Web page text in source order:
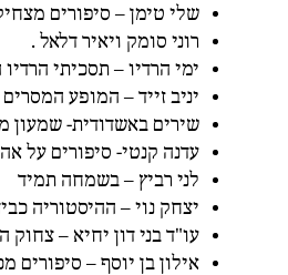
שלי טימן – סיפורים
רוני סומק ויאיר דלאל .
ימי הרדיו – תסכיתי
יניב זייד – המופע
שירים באשדודית- שמעון
עדנה קנטי- סיפורים על
לני רביץ – בשמחה תמיד
יצחק נוי – ההיסטוריה
עו"ד בני דון יחיא – צחוק
אילון בן יוסף – סיפורים